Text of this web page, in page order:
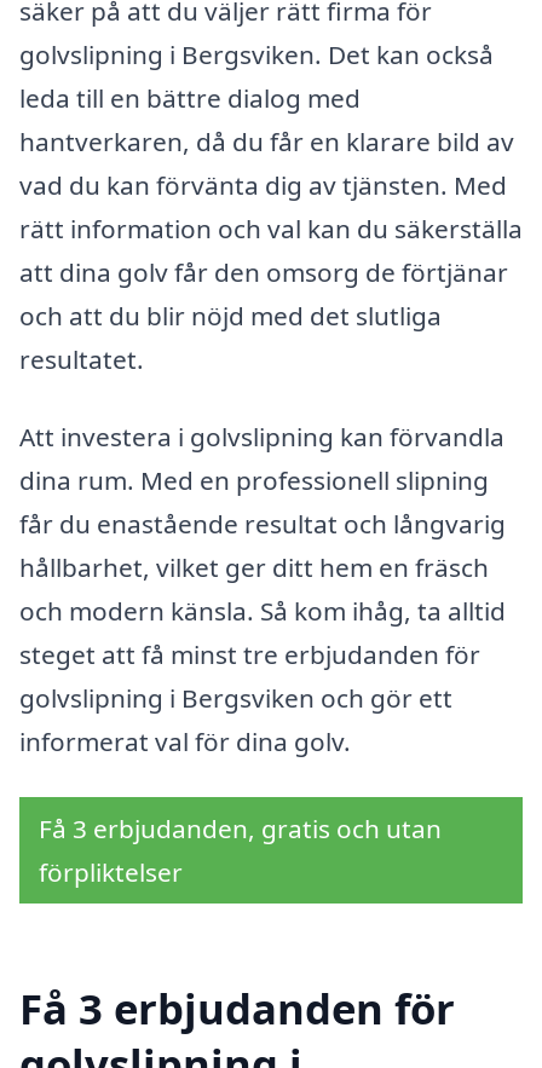
säker på att du väljer rätt firma för
golvslipning i Bergsviken. Det kan också
leda till en bättre dialog med
hantverkaren, då du får en klarare bild av
vad du kan förvänta dig av tjänsten. Med
rätt information och val kan du säkerställa
att dina golv får den omsorg de förtjänar
och att du blir nöjd med det slutliga
resultatet.
Att investera i golvslipning kan förvandla
dina rum. Med en professionell slipning
får du enastående resultat och långvarig
hållbarhet, vilket ger ditt hem en fräsch
och modern känsla. Så kom ihåg, ta alltid
steget att få minst tre erbjudanden för
golvslipning i Bergsviken och gör ett
informerat val för dina golv.
Få 3 erbjudanden, gratis och utan
förpliktelser
Få 3 erbjudanden för